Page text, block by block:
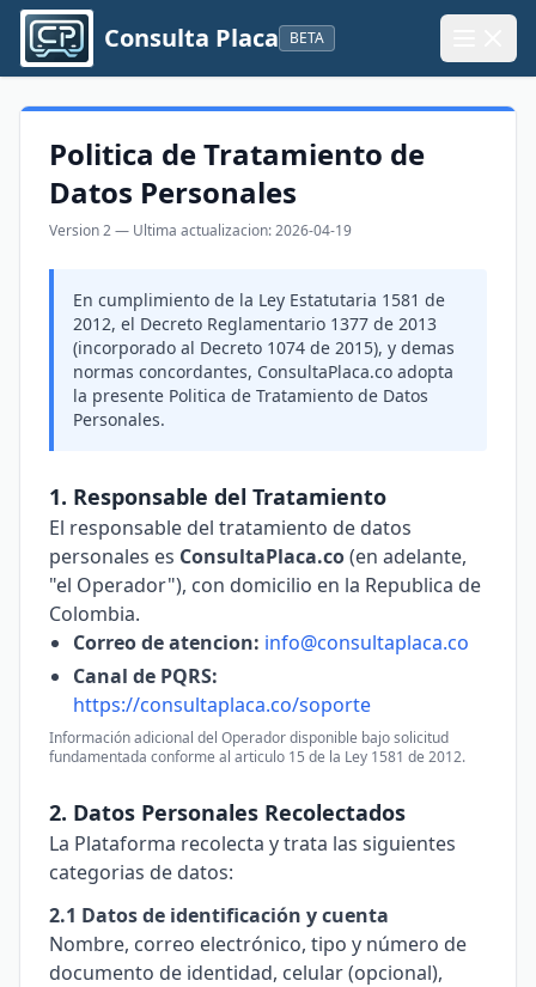
Saltar al contenido
Consulta Placa BETA
Politica de Tratamiento de
Datos Personales
Version 2 — Ultima actualizacion: 2026-04-19
En cumplimiento de la Ley Estatutaria 1581 de
2012, el Decreto Reglamentario 1377 de 2013
(incorporado al Decreto 1074 de 2015), y demas
normas concordantes, ConsultaPlaca.co adopta
la presente Politica de Tratamiento de Datos
Personales.
1. Responsable del Tratamiento
El responsable del tratamiento de datos
personales es ConsultaPlaca.co(en adelante,
"el Operador"), con domicilio en la Republica de
Colombia.
Correo de atencion: info@consultaplaca.co
Canal de PQRS:
https://consultaplaca.co/soporte
Información adicional del Operador disponible bajo solicitud
fundamentada conforme al articulo 15 de la Ley 1581 de 2012.
2. Datos Personales Recolectados
La Plataforma recolecta y trata las siguientes
categorias de datos:
2.1 Datos de identificación y cuenta
Nombre, correo electrónico, tipo y número de
documento de identidad, celular (opcional),